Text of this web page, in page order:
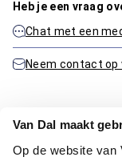
Van Dal maakt
Op de website van
Heb je een vraag
Chat met een
Neem contact op